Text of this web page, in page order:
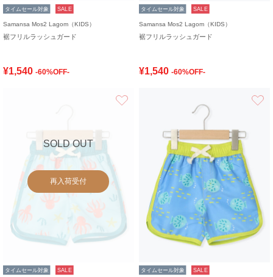
タイムセール対象 SALE
Samansa Mos2 Lagom（KIDS）
裾フリルラッシュガード
¥1,540 -60%OFF-
タイムセール対象 SALE
Samansa Mos2 Lagom（KIDS）
裾フリルラッシュガード
¥1,540 -60%OFF-
SOLD OUT
再入荷受付
タイムセール対象 SALE タイムセール対象 SALE